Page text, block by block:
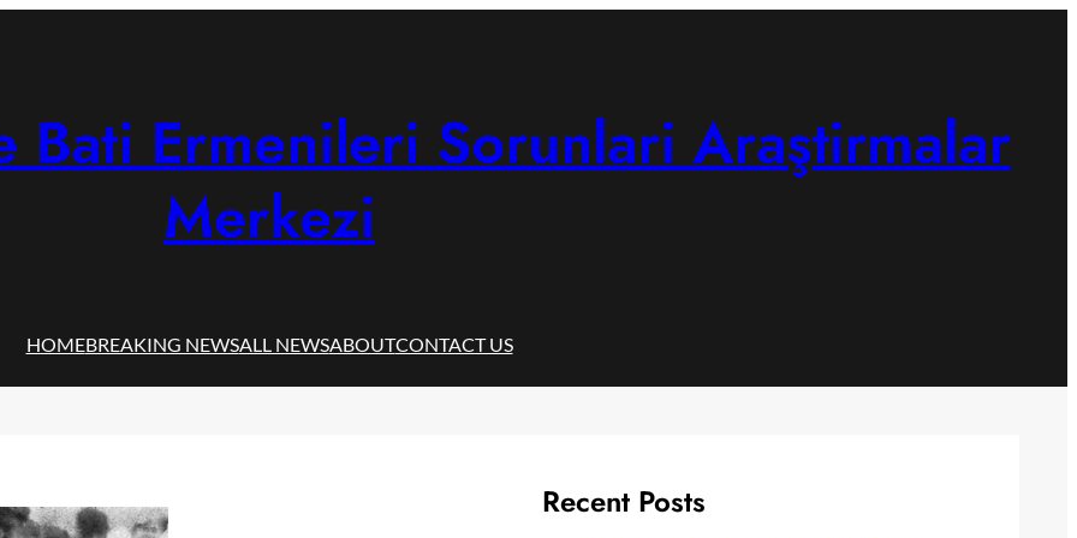
Bati Ermenileri Sorunlari Araştirmalar
Merkezi
HOMEBREAKING NEWSALL NEWSABOUTCONTACT US
Recent Posts